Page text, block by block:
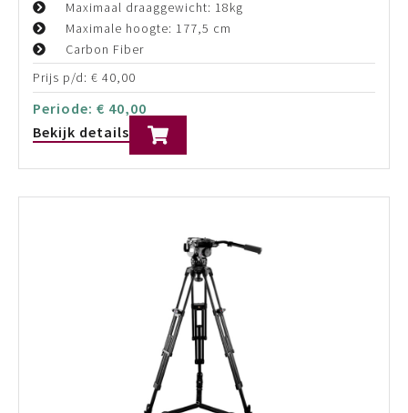
Maximale hoogte: 174cm
Spreader: Mid-level
Prijs p/d:€40,00
Periode:€40,00
Bekijk details